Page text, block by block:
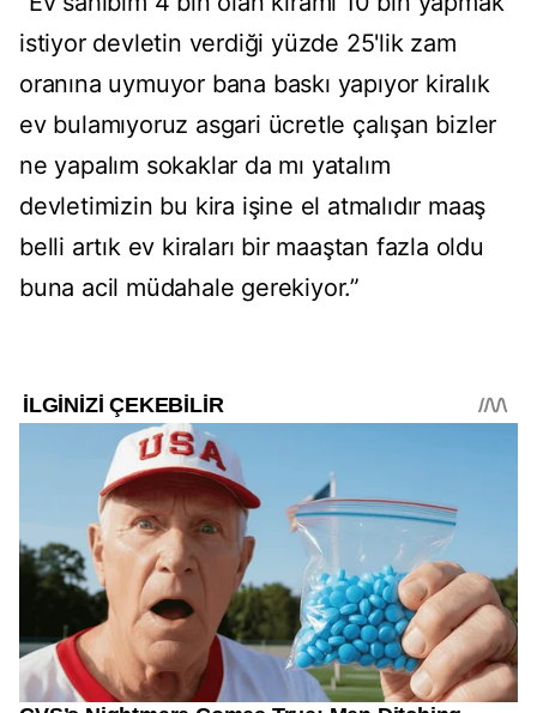
istiyor devletin verdiği yüzde 25'lik zam
oranına uymuyor bana baskı yapıyor kiralık
ev bulamıyoruz asgari ücretle çalışan bizler
ne yapalım sokaklar da mı yatalım
devletimizin bu kira işine el atmalıdır maaş
belli artık ev kiraları bir maaştan fazla oldu
buna acil müdahale gerekiyor.”